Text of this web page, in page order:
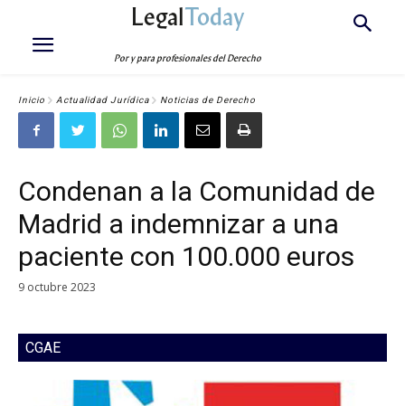
LegalToday
Por y para profesionales del Derecho
Inicio Actualidad Jurídica Noticias de Derecho
Condenan a la Comunidad de
Madrid a indemnizar a una
paciente con 100.000 euros
9 octubre 2023
CGAE